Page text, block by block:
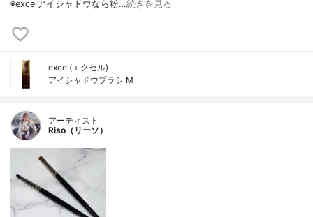
◉excelアイシャドウなら粉…続きを見る
excel(エクセル)
アイシャドウブラシ M
アーティスト
Riso（リーソ）